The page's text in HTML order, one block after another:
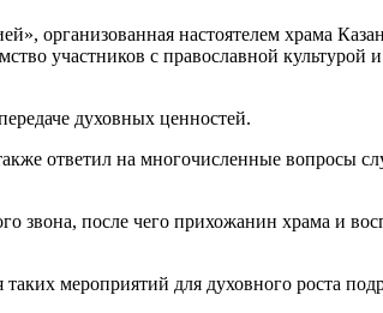
организованная настоятелем храма
участников с православной культурой и
духовных ценностей.
ответил на многочисленные вопросы
звона, после чего прихожанин храма и
мероприятий для духовного роста